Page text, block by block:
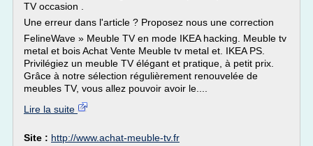
TV occasion .
Une erreur dans l'article ? Proposez nous une correction
FelineWave » Meuble TV en mode IKEA hacking. Meuble tv
metal et bois Achat Vente Meuble tv metal et. IKEA PS.
Privilégiez un meuble TV élégant et pratique, à petit prix.
Grâce à notre sélection régulièrement renouvelée de
meubles TV, vous allez pouvoir avoir le....
Lire la suite
Site : http://www.achat-meuble-tv.fr